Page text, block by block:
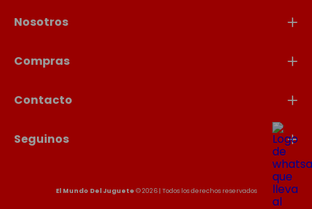
Nosotros
Compras
Contacto
Seguinos
El Mundo Del Juguete © 2026 | Todos los derechos reservados